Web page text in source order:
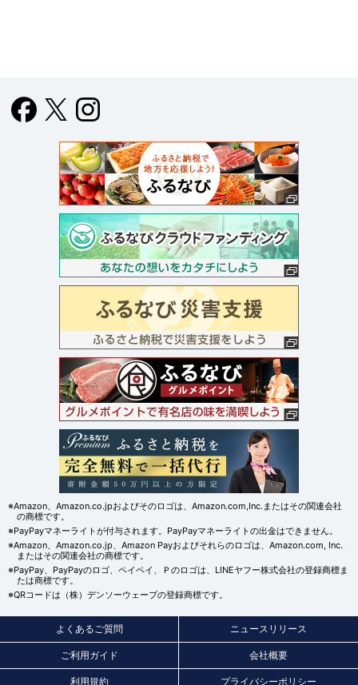
※Amazon、Amazon.co.jpおよびそのロゴは、Amazon.com,Inc.またはその関連会社
の商標です。
※PayPayマネーライトが付与されます。PayPayマネーライトの出金はできません。
※Amazon、Amazon.co.jp、Amazon Payおよびそれらのロゴは、Amazon.com, Inc.
またはその関連会社の商標です。
※PayPay、PayPayのロゴ、ペイペイ、Ｐのロゴは、LINEヤフー株式会社の登録商標ま
たは商標です。
※QRコードは（株）デンソーウェーブの登録商標です。
よくあるご質問 ニュースリリース
ご利用ガイド 会社概要
利用規約 プライバシーポリシー